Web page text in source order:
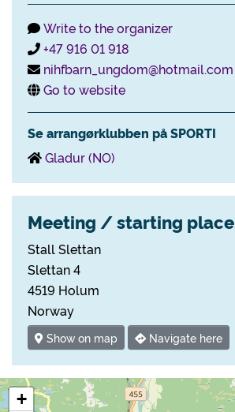
Write to the organizer
+47 916 01 918
nihfbarn_ungdom@hotmail.com
Go to website
Se arrangørklubben på SPORTI
Gladur (NO)
Meeting / starting place
Stall Slettan
Slettan 4
4519 Holum
Norway
Show on map Navigate here
+